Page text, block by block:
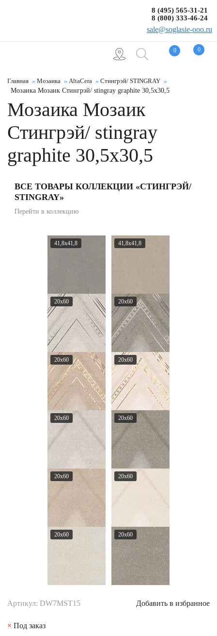
0 0
8 (495) 565-31-21
8 (800) 333-46-24
sale@soglasie-ooo.ru
Главная Мозаика AltaCera
Стингрэй/ STINGRAY
Мозаика Мозаик Стингрэй/ stingray graphite 30,5x30,5
Мозаика Мозаик
Стингрэй/ stingray
graphite 30,5x30,5
ВСЕ ТОВАРЫ КОЛЛЕКЦИИ «СТИНГРЭЙ/
STINGRAY»
Перейти в коллекцию
41,8x41,8 41,8x41,8
20x60 20x60
20x60 20x60
20x60 20x60
20x60 20x60
20x60 20x60
Артикул: DW7MST15 Добавить в избранное
× Под заказ